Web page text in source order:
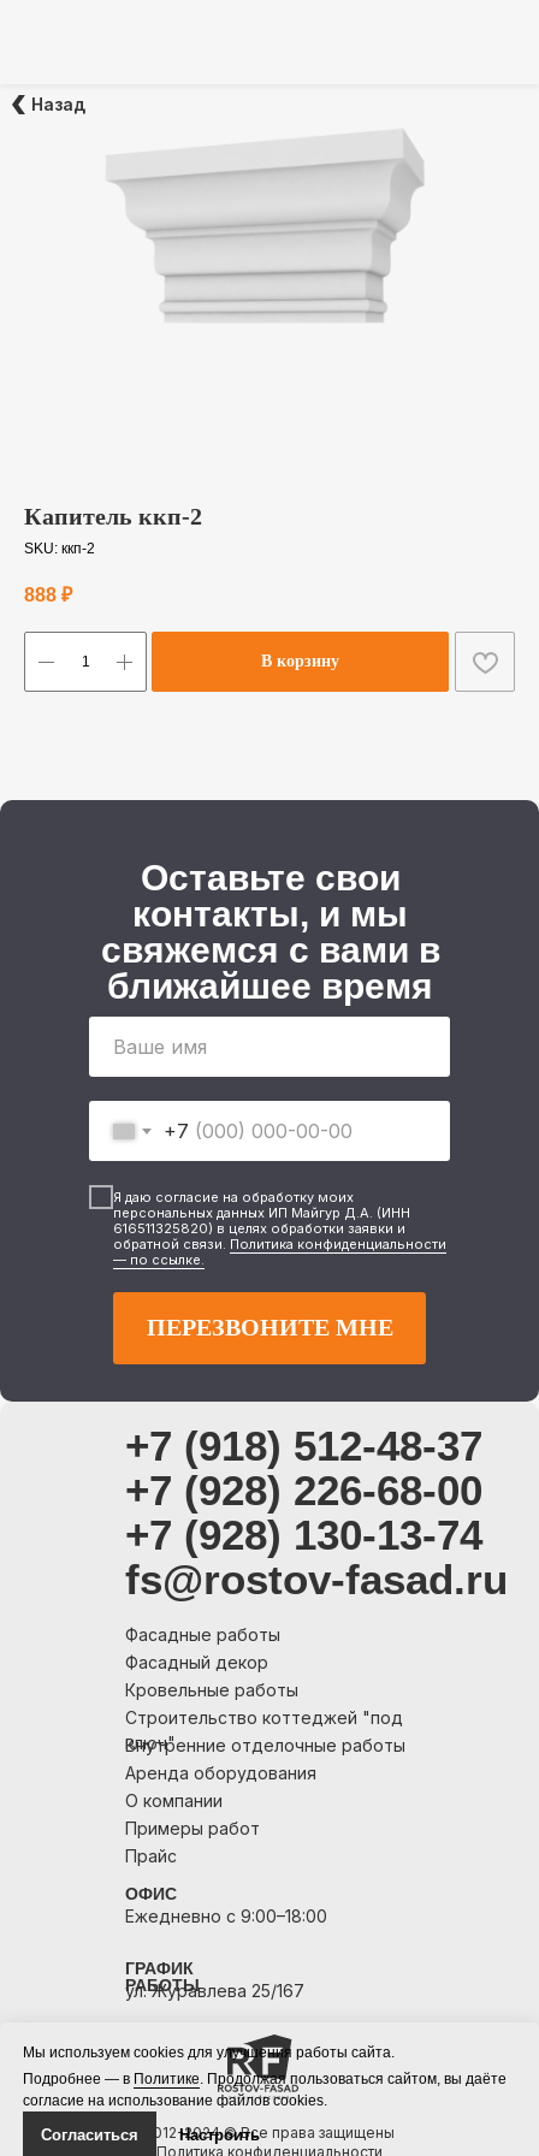
Назад
Капитель ккп-2
SKU: ккп-2
888 ₽
В корзину
Оставьте свои
контакты, и мы
свяжемся с вами в
ближайшее время
+7
Я даю согласие на обработку моих
персональных данных ИП Майгур Д.А. (ИНН
616511325820) в целях обработки заявки и
обратной связи. Политика конфиденциальности
— по ссылке.
ПЕРЕЗВОНИТЕ МНЕ
Фасадные работы
fs@rostov-fasad.ru
+7 (928) 130-13-74
+7 (928) 226-68-00
+7 (918) 512-48-37
2012-2024 © Все права защищены
ул. Журавлева 25/167
Ежедневно с 9:00–18:00
ГРАФИК
РАБОТЫ
ОФИС
Политика конфиденциальности
Фасадный декор
Кровельные работы
Строительство коттеджей "под
ключ"
Внутренние отделочные работы
Аренда оборудования
О компании
Примеры работ
Прайс
Мы используем cookies для улучшения работы сайта.
Подробнее — в Политике. Продолжая пользоваться сайтом, вы даёте
согласие на использование файлов cookies.
Согласиться Настроить